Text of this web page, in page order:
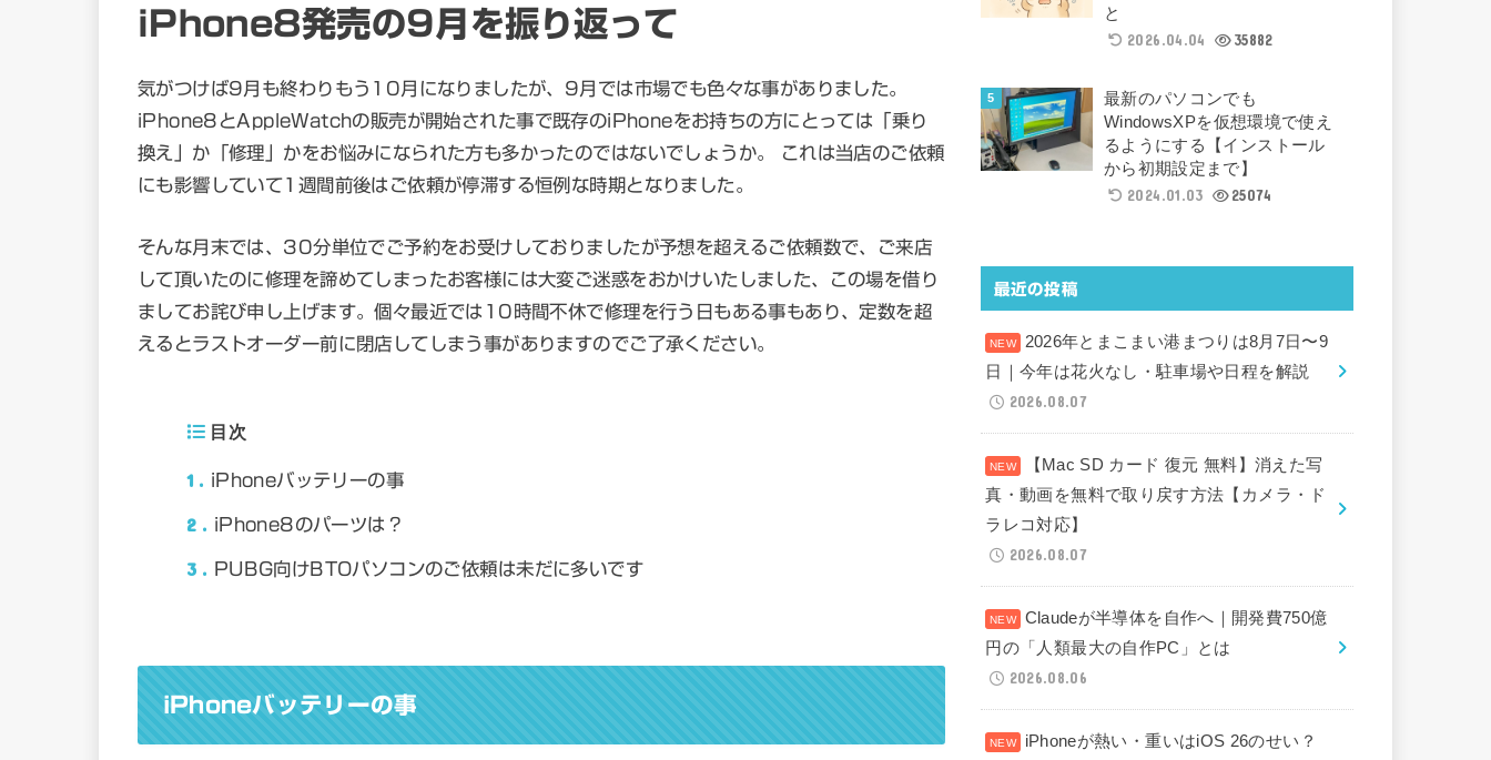
iPhone8発売の9月を振り返って
気がつけば9月も終わりもう10月になりましたが、9月では市場でも色々な事がありました。
iPhone8とAppleWatchの販売が開始された事で既存のiPhoneをお持ちの方にとっては「乗り
換え」か「修理」かをお悩みになられた方も多かったのではないでしょうか。 これは当店のご依頼
にも影響していて1週間前後はご依頼が停滞する恒例な時期となりました。
そんな月末では、30分単位でご予約をお受けしておりましたが予想を超えるご依頼数で、ご来店
して頂いたのに修理を諦めてしまったお客様には大変ご迷惑をおかけいたしました、この場を借り
ましてお詫び申し上げます。個々最近では10時間不休で修理を行う日もある事もあり、定数を超
えるとラストオーダー前に閉店してしまう事がありますのでご了承ください。
目次
1 iPhoneバッテリーの事
2 iPhone8のパーツは？
3 PUBG向けBTOパソコンのご依頼は未だに多いです
iPhoneバッテリーの事
と
2026.04.04
35882
最新のパソコンでも
WindowsXPを仮想環境で使え
るようにする【インストール
から初期設定まで】
2024.01.03
25074
最近の投稿
2026年とまこまい港まつりは8月7日〜9
日｜今年は花火なし・駐車場や日程を解説
2026.08.07
【Mac SD カード 復元 無料】消えた写
真・動画を無料で取り戻す方法【カメラ・ド
ラレコ対応】
2026.08.07
Claudeが半導体を自作へ｜開発費750億
円の「人類最大の自作PC」とは
2026.08.06
iPhoneが熱い・重いはiOS 26のせい？